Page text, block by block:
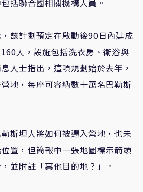
括聯合國相關機構人員。
該計劃預定在啟動後90日內建成
人，設施包括洗衣房、衛浴與
人士指出，這項規劃始於去年，
地，每座可容納數十萬名巴勒斯
斯坦人將如何被遷入營地，也未
置，但簡報中一張地圖標示箭頭
並附註「其他目的地？」。